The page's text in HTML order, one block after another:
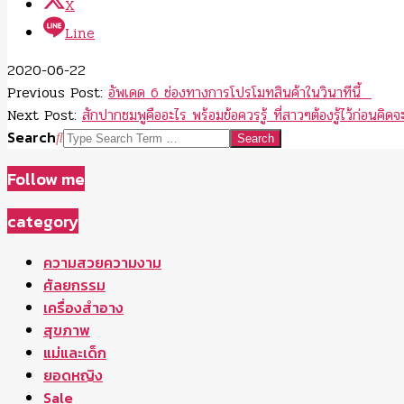
X
Line
2020-06-22
Previous Post: อัพเดด 6 ช่องทางการโปรโมทสินค้าในวินาทีนี้
Next Post: สักปากชมพูคืออะไร พร้อมข้อควรรู้ ที่สาวๆต้องรู้ไว้ก่อนคิด
Search
Follow me
category
ความสวยความงาม
ศัลยกรรม
เครื่องสำอาง
สุขภาพ
แม่และเด็ก
ยอดหญิง
Sale